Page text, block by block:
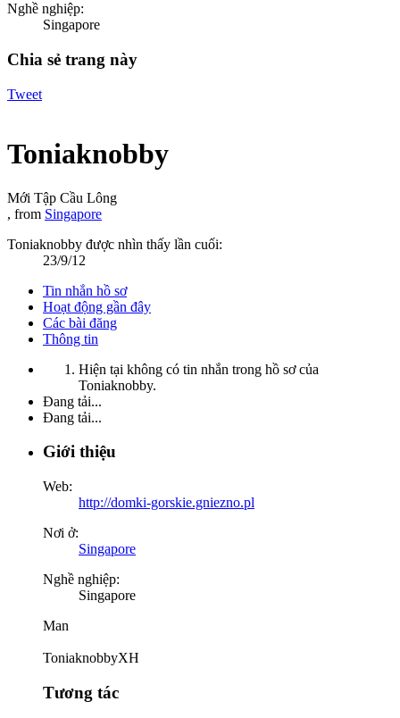
Nghề nghiệp:
Singapore
Chia sẻ trang này
Tweet
Toniaknobby
Mới Tập Cầu Lông
, from Singapore
Toniaknobby được nhìn thấy lần cuối:
23/9/12
Tin nhắn hồ sơ
Hoạt động gần đây
Các bài đăng
Thông tin
Hiện tại không có tin nhắn trong hồ sơ của
Toniaknobby.
Đang tải...
Đang tải...
Giới thiệu
Web:
http://domki-gorskie.gniezno.pl
Nơi ở:
Singapore
Nghề nghiệp:
Singapore
Man
ToniaknobbyXH
Tương tác